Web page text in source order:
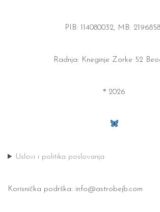
PIB: 114080032, MB:
Radnja: Kneginje Zorke 52
® 2026
Uslovi i politika poslovanja
Korisnička podrška: info@astrobejb.com